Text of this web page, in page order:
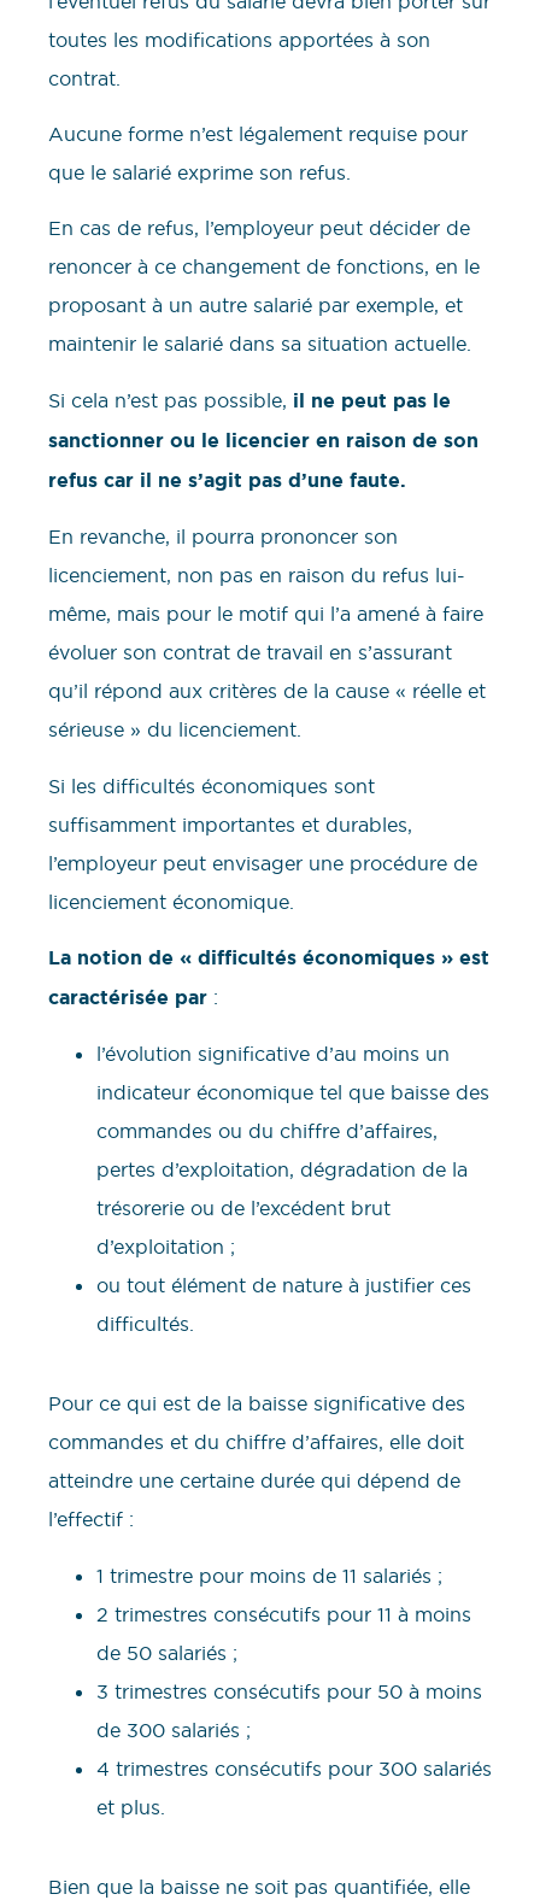
toutes les modifications apportées à son
contrat.
Aucune forme n’est légalement requise pour
que le salarié exprime son refus.
En cas de refus, l’employeur peut décider de
renoncer à ce changement de fonctions, en le
proposant à un autre salarié par exemple, et
maintenir le salarié dans sa situation actuelle.
Si cela n’est pas possible, il ne peut pas le
sanctionner ou le licencier en raison de son
refus car il ne s’agit pas d’une faute.
En revanche, il pourra prononcer son
licenciement, non pas en raison du refus lui-
même, mais pour le motif qui l’a amené à faire
évoluer son contrat de travail en s’assurant
qu’il répond aux critères de la cause « réelle et
sérieuse » du licenciement.
Si les difficultés économiques sont
suffisamment importantes et durables,
l’employeur peut envisager une procédure de
licenciement économique.
La notion de « difficultés économiques » est
caractérisée par :
l’évolution significative d’au moins un
indicateur économique tel que baisse des
commandes ou du chiffre d’affaires,
pertes d’exploitation, dégradation de la
trésorerie ou de l’excédent brut
d’exploitation ;
ou tout élément de nature à justifier ces
difficultés.
Pour ce qui est de la baisse significative des
commandes et du chiffre d’affaires, elle doit
atteindre une certaine durée qui dépend de
l’effectif :
1 trimestre pour moins de 11 salariés ;
2 trimestres consécutifs pour 11 à moins
de 50 salariés ;
3 trimestres consécutifs pour 50 à moins
de 300 salariés ;
4 trimestres consécutifs pour 300 salariés
et plus.
Bien que la baisse ne soit pas quantifiée, elle